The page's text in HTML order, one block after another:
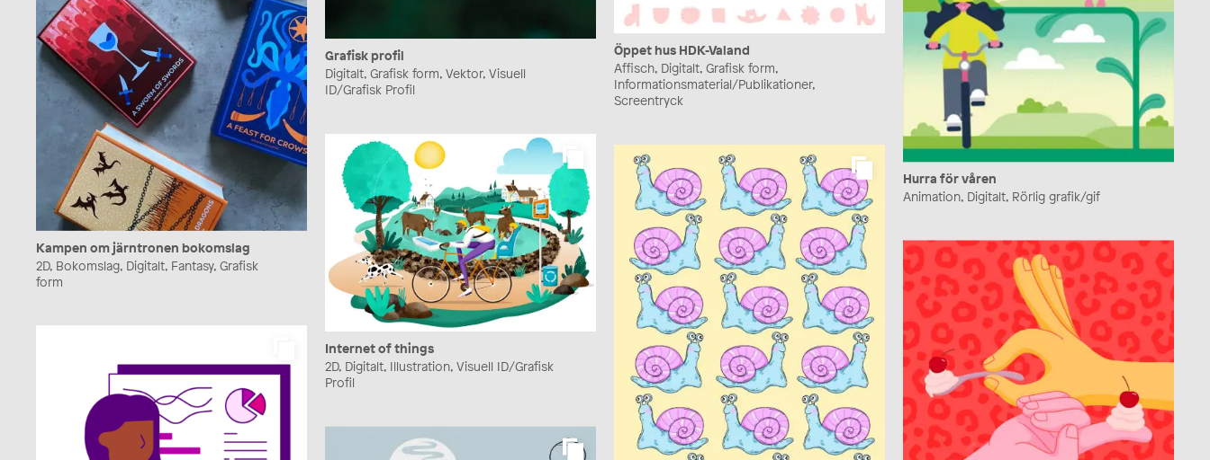
Öppet hus HDK-Valand
Affisch, Digitalt, Grafisk form,
Informationsmaterial/Publikationer,
Screentryck
Hurra för våren
Animation, Digitalt, Rörlig grafik/gif
Grafisk profil
Digitalt, Grafisk form, Vektor, Visuell
ID/Grafisk Profil
Kampen om järntronen bokomslag
2D, Bokomslag, Digitalt, Fantasy, Grafisk
form
Internet of things
2D, Digitalt, Illustration, Visuell ID/Grafisk
Profil